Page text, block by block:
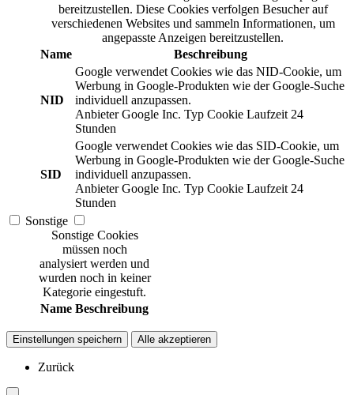
bereitzustellen. Diese Cookies verfolgen Besucher auf
verschiedenen Websites und sammeln Informationen, um
angepasste Anzeigen bereitzustellen.
Name
Beschreibung
NID
Google verwendet Cookies wie das NID-Cookie, um
Werbung in Google-Produkten wie der Google-Suche
individuell anzupassen.
Anbieter Google Inc. Typ Cookie Laufzeit 24
Stunden
SID
Google verwendet Cookies wie das SID-Cookie, um
Werbung in Google-Produkten wie der Google-Suche
individuell anzupassen.
Anbieter Google Inc. Typ Cookie Laufzeit 24
Stunden
Sonstige
Sonstige Cookies
müssen noch
analysiert werden und
wurden noch in keiner
Kategorie eingestuft.
Name Beschreibung
Einstellungen speichern Alle akzeptieren
Zurück